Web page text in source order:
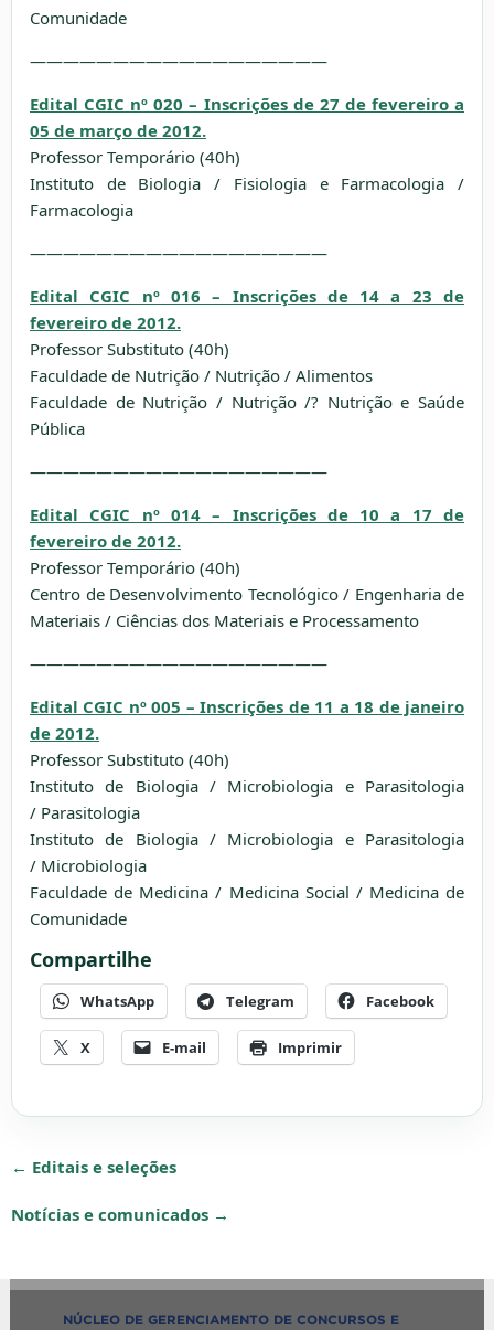
Comunidade
——————————————————
Edital CGIC nº 020 – Inscrições de 27 de fevereiro a
05 de março de 2012.
Professor Temporário (40h)
Instituto de Biologia / Fisiologia e Farmacologia /
Farmacologia
——————————————————
Edital CGIC nº 016 – Inscrições de 14 a 23 de
fevereiro de 2012.
Professor Substituto (40h)
Faculdade de Nutrição / Nutrição / Alimentos
Faculdade de Nutrição / Nutrição /? Nutrição e Saúde
Pública
——————————————————
Edital CGIC nº 014 – Inscrições de 10 a 17 de
fevereiro de 2012.
Professor Temporário (40h)
Centro de Desenvolvimento Tecnológico / Engenharia de
Materiais / Ciências dos Materiais e Processamento
——————————————————
Edital CGIC nº 005 – Inscrições de 11 a 18 de janeiro
de 2012.
Professor Substituto (40h)
Instituto de Biologia / Microbiologia e Parasitologia
/ Parasitologia
Instituto de Biologia / Microbiologia e Parasitologia
/ Microbiologia
Faculdade de Medicina / Medicina Social / Medicina de
Comunidade
Compartilhe
WhatsApp Telegram Facebook
X E-mail Imprimir
← Editais e seleções
Notícias e comunicados →
NÚCLEO DE GERENCIAMENTO DE CONCURSOS E